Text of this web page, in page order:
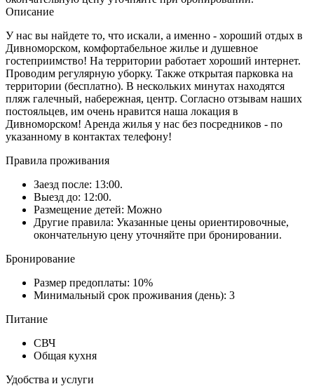
Описание
У нас вы найдете то, что искали, а именно - хороший отдых в
Дивноморском, комфортабельное жилье и душевное
гостеприимство! На территории работает хороший интернет.
Проводим регулярную уборку. Также открытая парковка на
территории (бесплатно). В нескольких минутах находятся
пляж галечный, набережная, центр. Согласно отзывам наших
постояльцев, им очень нравится наша локация в
Дивноморском! Аренда жилья у нас без посредников - по
указанному в контактах телефону!
Правила проживания
Заезд после: 13:00.
Выезд до: 12:00.
Размещение детей: Можно
Другие правила: Указанные цены ориентировочные,
окончательную цену уточняйте при бронировании.
Бронирование
Размер предоплаты: 10%
Минимальный срок проживания (день): 3
Питание
СВЧ
Общая кухня
Удобства и услуги